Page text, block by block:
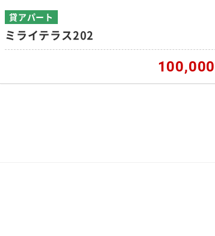
貸アパート
ミライテラス202
100,000